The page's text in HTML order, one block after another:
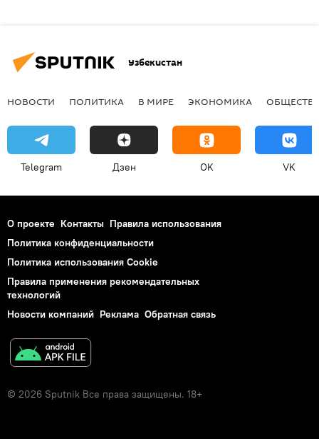
Узбекистан
НОВОСТИ ПОЛИТИКА В МИРЕ ЭКОНОМИКА
Telegram Дзен OK VK
О проекте Контакты Правила использования
Политика конфиденциальности
Политика использования Cookie
Правила применения рекомендательных
технологий
Новости компаний Реклама Обратная связь
© 2026 Sputnik Все права защищены. 18+